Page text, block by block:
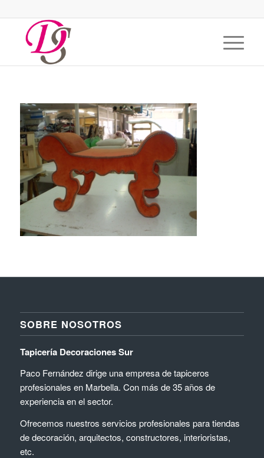
SOBRE NOSOTROS
Tapicería Decoraciones Sur
Paco Fernández dirige una empresa de tapiceros
profesionales en Marbella. Con más de 35 años de
experiencia en el sector.
Ofrecemos nuestros servicios profesionales para tiendas
de decoración, arquitectos, constructores, interioristas,
etc.